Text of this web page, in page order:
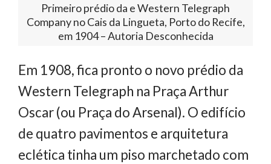
Primeiro prédio da e Western Telegraph
Company no Cais da Lingueta, Porto do Recife,
em 1904 – Autoria Desconhecida
Em 1908, fica pronto o novo prédio da
Western Telegraph na Praça Arthur
Oscar (ou Praça do Arsenal). O edifício
de quatro pavimentos e arquitetura
eclética tinha um piso marchetado com